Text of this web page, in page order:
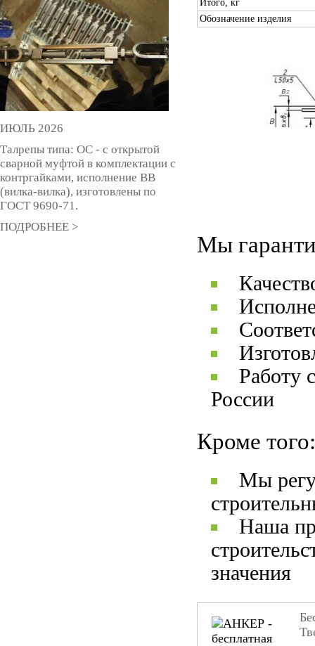
Итого, кг
Обозначение изделия
Мы
Работу
России
Кроме того:
Мы
Наша
значения
ИЮЛЬ 2026
Талрепы типа: ОС - с открытой
сварной муфтой в комплектации с
контргайками, исполнение ВВ
(вилка-вилка), изготовлены по
ГОСТ 9690-71.
ПОДРОБНЕЕ >